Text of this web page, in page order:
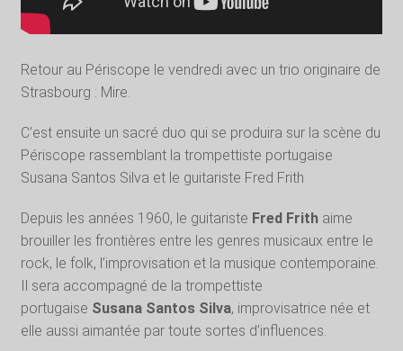
Retour au Périscope le vendredi avec un trio originaire de
Strasbourg : Mire.
C’est ensuite un sacré duo qui se produira sur la scène du
Périscope rassemblant la trompettiste portugaise
Susana Santos Silva et le guitariste Fred Frith
Depuis les années 1960, le guitariste Fred Frithaime
brouiller les frontières entre les genres musicaux entre le
rock, le folk, l’improvisation et la musique contemporaine.
Il sera accompagné de la trompettiste
portugaise Susana Santos Silva, improvisatrice née et
elle aussi aimantée par toute sortes d’influences.